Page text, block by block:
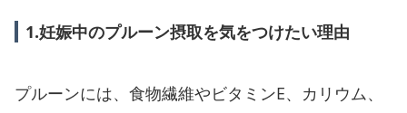
1.妊娠中のプルーン摂取を気をつけたい理由
プルーンには、食物繊維やビタミンE、カリウム、